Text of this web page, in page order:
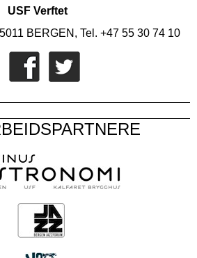
USF Verftet
BERGEN, Tel. +47 55 30 74 10